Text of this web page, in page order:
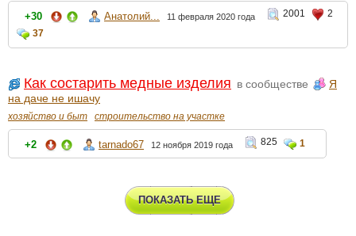
+30 Анатолий... 11 февраля 2020 года 2001
2
37
Как состарить медные изделия в сообществе
Я
на даче не ишачу
хозяйство и быт строительство на участке
+2 tarnado67 12 ноября 2019 года 825 1
ПОКАЗАТЬ ЕЩЕ